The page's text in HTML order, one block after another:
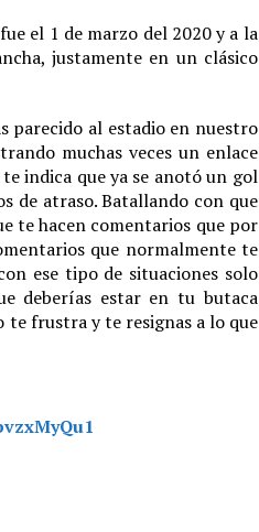
el 1 de marzo del 2020 y a la
justamente en un clásico
parecido al estadio en nuestro
muchas veces un enlace
indica que ya se anotó un gol
de atraso. Batallando con que
te hacen comentarios que por
que normalmente te
ese tipo de situaciones solo
deberías estar en tu butaca
frustra y te resignas a lo que